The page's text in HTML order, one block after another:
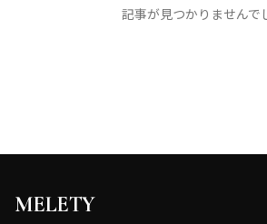
記事が見つかりませんで
MELETY